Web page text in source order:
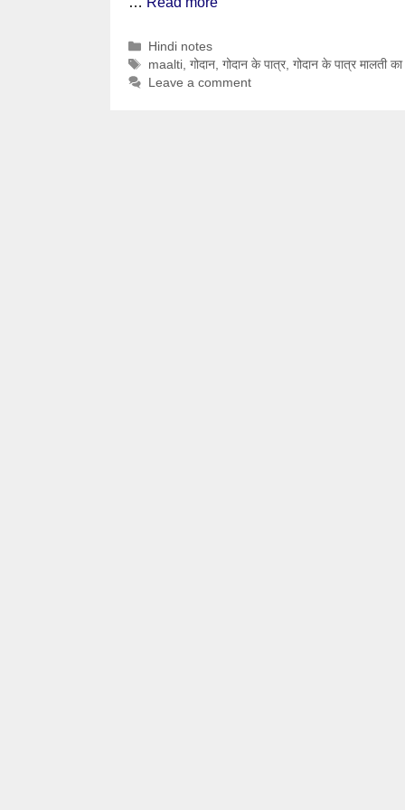
Categories
Hindi notes
Tags
maalti, गोदान, गोदान के पात्र, गोदान के पात्र मालती
Leave a comment